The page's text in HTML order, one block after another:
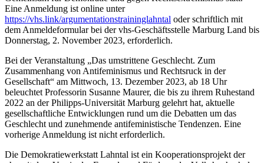
Eine Anmeldung ist online unter
https://vhs.link/argumentationstraininglahntal oder schriftlich mit
dem Anmeldeformular bei der vhs-Geschäftsstelle Marburg Land bis
Donnerstag, 2. November 2023, erforderlich.
Bei der Veranstaltung „Das umstrittene Geschlecht. Zum
Zusammenhang von Antifeminismus und Rechtsruck in der
Gesellschaft“ am Mittwoch, 13. Dezember 2023, ab 18 Uhr
beleuchtet Professorin Susanne Maurer, die bis zu ihrem Ruhestand
2022 an der Philipps-Universität Marburg gelehrt hat, aktuelle
gesellschaftliche Entwicklungen rund um die Debatten um das
Geschlecht und zunehmende antifeministische Tendenzen. Eine
vorherige Anmeldung ist nicht erforderlich.
Die Demokratiewerkstatt Lahntal ist ein Kooperationsprojekt der